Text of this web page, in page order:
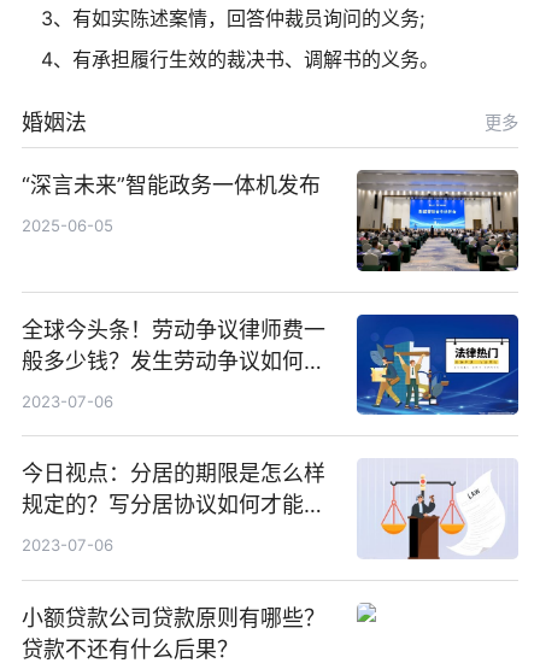
3、有如实陈述案情，回答仲裁员询问的义务;
4、有承担履行生效的裁决书、调解书的义务。
婚姻法 更多
“深言未来”智能政务一体机发布
2025-06-05
全球今头条！劳动争议律师费一
般多少钱？发生劳动争议如何算
工资？
2023-07-06
今日视点：分居的期限是怎么样
规定的？写分居协议如何才能有
效？
2023-07-06
小额贷款公司贷款原则有哪些？
贷款不还有什么后果？